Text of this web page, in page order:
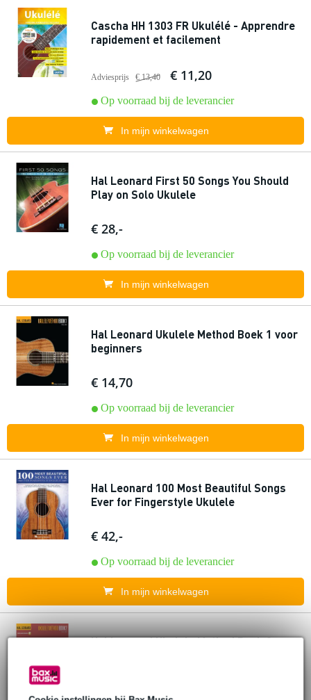
Cascha HH 1303 FR Ukulélé - Apprendre
rapidement et facilement
Adviesprijs € 13,40 € 11,20
Op voorraad bij de leverancier
In mijn winkelwagen
Hal Leonard First 50 Songs You Should
Play on Solo Ukulele
€ 28,-
Op voorraad bij de leverancier
In mijn winkelwagen
Hal Leonard Ukulele Method Boek 1 voor
beginners
€ 14,70
Op voorraad bij de leverancier
In mijn winkelwagen
Hal Leonard 100 Most Beautiful Songs
Ever for Fingerstyle Ukulele
€ 42,-
Op voorraad bij de leverancier
In mijn winkelwagen
Hal Leonard Ukulele Method Book 2